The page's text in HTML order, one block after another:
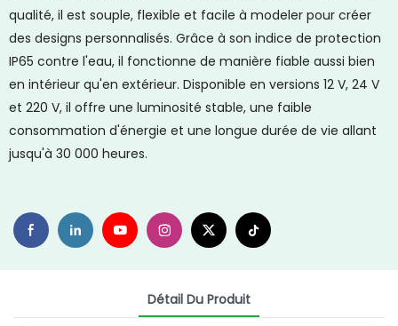
qualité, il est souple, flexible et facile à modeler pour créer
des designs personnalisés. Grâce à son indice de protection
IP65 contre l'eau, il fonctionne de manière fiable aussi bien
en intérieur qu'en extérieur. Disponible en versions 12 V, 24 V
et 220 V, il offre une luminosité stable, une faible
consommation d'énergie et une longue durée de vie allant
jusqu'à 30 000 heures.
Détail Du Produit